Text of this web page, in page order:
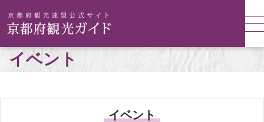
イベント
イベント